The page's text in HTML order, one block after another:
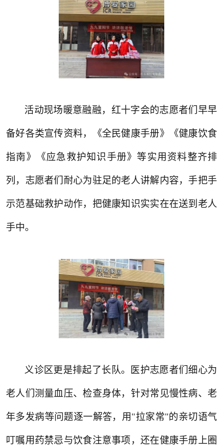
活动现场暖意融融，红十字会的志愿者们早早
备好各类宣传资料，《全民健康手册》《健康饮食
指南》《应急救护知识手册》等实用资料整齐排
列，志愿者们耐心为驻足的老人讲解内容，手把手
示范基础救护动作，把健康知识实实在在送到老人
手中。
义诊区更是排起了长队。医护志愿者们细心为
老人们测量血压、检查身体，针对常见慢性病、老
年多发病等问题逐一解答，用"拉家常"的亲切语气
叮嘱用药禁忌与饮食注意事项，还在健康手册上圈